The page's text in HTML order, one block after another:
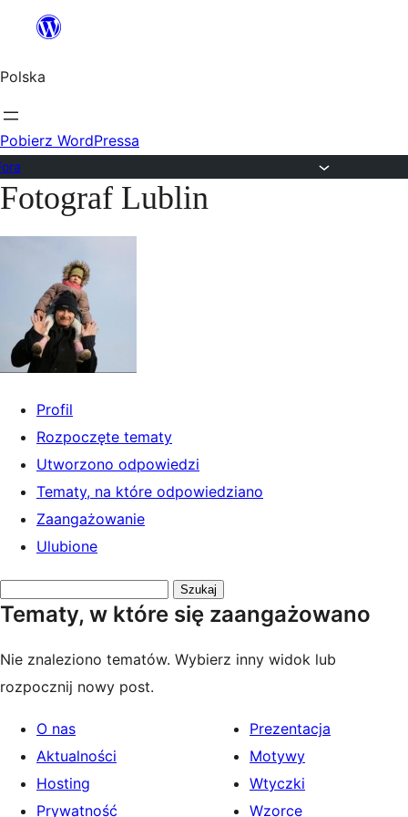
Przejdź
treści
Polska
Pobierz WordPressa
Przejdź
Fotograf Lublin
Profil
Rozpoczęte tematy
Utworzono odpowiedzi
Tematy, na które odpowiedziano
Zaangażowanie
Ulubione
tematy:
Tematy, w które się zaangażowano
Nie znaleziono tematów. Wybierz inny widok lub
rozpocznij nowy post.
O nas
Aktualności
Hosting
Prywatność
Prezentacja
Motywy
Wtyczki
Wzorce